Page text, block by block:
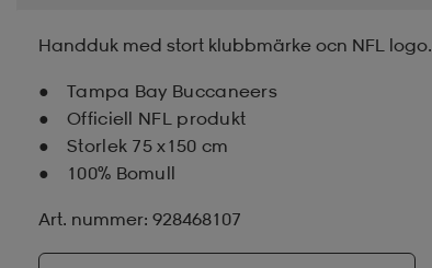
Handduk med stort klubbmärke ocn NFL logo.
Tampa Bay Buccaneers
Officiell NFL produkt
Storlek 75 x150 cm
100% Bomull
Art. nummer: 928468107